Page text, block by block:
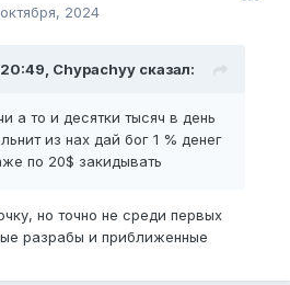
2024
Chypachyy сказал:
а то и десятки тысяч в день
из нах дай бог 1 % денег
по 20$ закидывать
но точно не среди первых
разрабы и приближенные